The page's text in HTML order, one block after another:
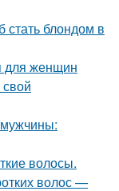
блондом в
для женщин
мужчины:
волосы.
волос —